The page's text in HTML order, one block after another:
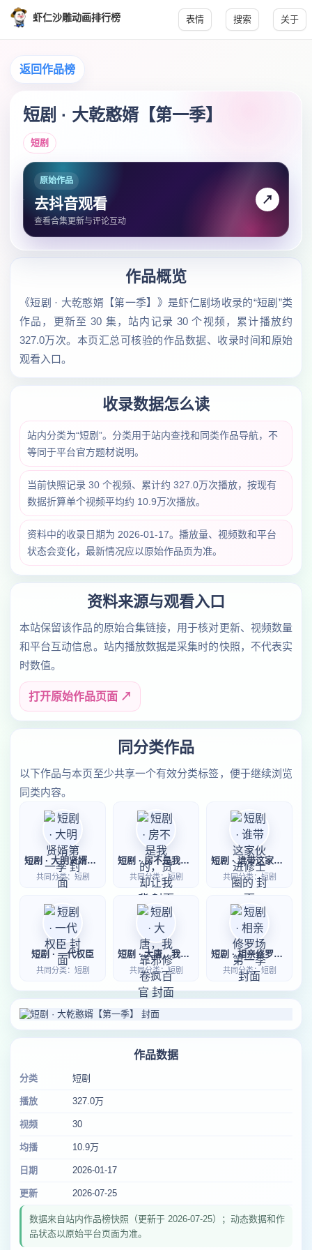
虾仁沙雕动画排行榜 表情 搜索 关于
返回作品榜
短剧 · 大乾憨婿【第一季】
短剧
原始作品
去抖音观看
查看合集更新与评论互动
↗
作品概览
《短剧 · 大乾憨婿【第一季】》是虾仁剧场收录的“短剧”类
作品，更新至 30 集，站内记录 30 个视频，累计播放约
327.0万次。本页汇总可核验的作品数据、收录时间和原始
观看入口。
收录数据怎么读
站内分类为“短剧”。分类用于站内查找和同类作品导航，不
等同于平台官方题材说明。
当前快照记录 30 个视频、累计约 327.0万次播放，按现有
数据折算单个视频平均约 10.9万次播放。
资料中的收录日期为 2026-01-17。播放量、视频数和平台
状态会变化，最新情况应以原始作品页为准。
资料来源与观看入口
本站保留该作品的原始合集链接，用于核对更新、视频数量
和平台互动信息。站内播放数据是采集时的快照，不代表实
时数值。
打开原始作品页面 ↗
同分类作品
以下作品与本页至少共享一个有效分类标签，便于继续浏览
同类内容。
短剧 · 大明贤婿第一季
共同分类：短剧
短剧 · 房不是我的，贷却让我背
共同分类：短剧
短剧 · 谁带这家伙进修士圈的
共同分类：短剧
短剧 · 一代权臣
共同分类：短剧
短剧 · 大唐，我靠邪修卷疯百官
共同分类：短剧
短剧 · 相亲修罗场第一季
共同分类：短剧
作品数据
分类 短剧
播放 327.0万
视频 30
均播 10.9万
日期 2026-01-17
更新 2026-07-25
数据来自站内作品榜快照（更新于 2026-07-25）；动态数据和作
品状态以原始平台页面为准。